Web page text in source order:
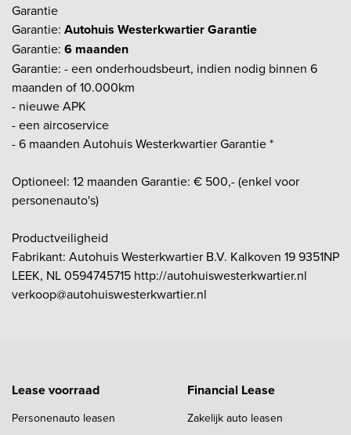
Garantie
Garantie: Autohuis Westerkwartier Garantie
Garantie: 6 maanden
Garantie: - een onderhoudsbeurt, indien nodig binnen 6
maanden of 10.000km
- nieuwe APK
- een aircoservice
- 6 maanden Autohuis Westerkwartier Garantie *
Optioneel: 12 maanden Garantie: € 500,- (enkel voor
personenauto's)
Productveiligheid
Fabrikant: Autohuis Westerkwartier B.V. Kalkoven 19 9351NP
LEEK, NL 0594745715 http://autohuiswesterkwartier.nl
verkoop@autohuiswesterkwartier.nl
Lease voorraad
Personenauto leasen
Financial Lease
Zakelijk auto leasen